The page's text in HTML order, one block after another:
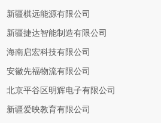
新疆棋远能源有限公司
新疆捷达智能制造有限公司
海南启宏科技有限公司
安徽先福物流有限公司
北京平谷区明辉电子有限公司
新疆爱映教育有限公司